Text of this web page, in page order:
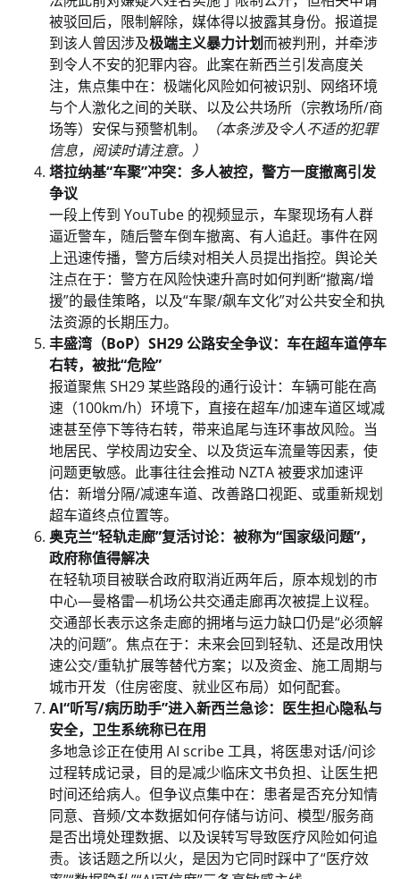
被驳回后，限制解除，媒体得以披露其身份。报道提
到该人曾因涉及极端主义暴力计划而被判刑，并牵涉
到令人不安的犯罪内容。此案在新西兰引发高度关
注，焦点集中在：极端化风险如何被识别、网络环境
与个人激化之间的关联、以及公共场所（宗教场所/商
场等）安保与预警机制。
（本条涉及令人不适的犯罪
信息，阅读时请注意。）
塔拉纳基“车聚”冲突：多人被控，警方一度撤离引发
争议
一段上传到 YouTube 的视频显示，车聚现场有人群
逼近警车，随后警车倒车撤离、有人追赶。事件在网
上迅速传播，警方后续对相关人员提出指控。舆论关
注点在于：警方在风险快速升高时如何判断“撤离/增
援”的最佳策略，以及“车聚/飙车文化”对公共安全和执
法资源的长期压力。
丰盛湾（BoP）SH29 公路安全争议：车在超车道停车
右转，被批“危险”
报道聚焦 SH29 某些路段的通行设计：车辆可能在高
速（100km/h）环境下，直接在超车/加速车道区域减
速甚至停下等待右转，带来追尾与连环事故风险。当
地居民、学校周边安全、以及货运车流量等因素，使
问题更敏感。此事往往会推动 NZTA 被要求加速评
估：新增分隔/减速车道、改善路口视距、或重新规划
超车道终点位置等。
奥克兰“轻轨走廊”复活讨论：被称为“国家级问题”，
政府称值得解决
在轻轨项目被联合政府取消近两年后，原本规划的市
中心—曼格雷—机场公共交通走廊再次被提上议程。
交通部长表示这条走廊的拥堵与运力缺口仍是“必须解
决的问题”。焦点在于：未来会回到轻轨、还是改用快
速公交/重轨扩展等替代方案；以及资金、施工周期与
城市开发（住房密度、就业区布局）如何配套。
AI“听写/病历助手”进入新西兰急诊：医生担心隐私与
安全，卫生系统称已在用
多地急诊正在使用 AI scribe 工具，将医患对话/问诊
过程转成记录，目的是减少临床文书负担、让医生把
时间还给病人。但争议点集中在：患者是否充分知情
同意、音频/文本数据如何存储与访问、模型/服务商
是否出境处理数据、以及误转写导致医疗风险如何追
责。该话题之所以火，是因为它同时踩中了“医疗效